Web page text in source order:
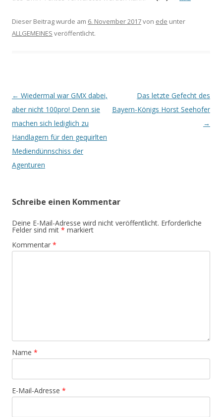
Dieser Beitrag wurde am 6. November 2017von ede unter
ALLGEMEINES veröffentlicht.
Beitrags-
Navigation
← Wiedermal war GMX dabei,
aber nicht 100pro! Denn sie
machen sich lediglich zu
Handlagern für den gequirlten
Mediendünnschiss der
Agenturen
Das letzte Gefecht des
Bayern-Königs Horst Seehofer
→
Schreibe einen Kommentar
Deine E-Mail-Adresse wird nicht veröffentlicht. Erforderliche
Felder sind mit * markiert
Kommentar *
Name *
E-Mail-Adresse *